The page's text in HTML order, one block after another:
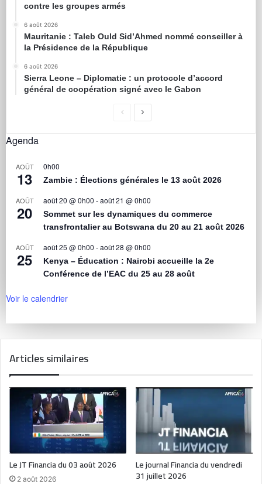
contre les groupes armés
6 août 2026
Mauritanie : Taleb Ould Sid’Ahmed nommé conseiller à
la Présidence de la République
6 août 2026
Sierra Leone – Diplomatie : un protocole d’accord
général de coopération signé avec le Gabon
Agenda
AOÛT
13
0h00
Zambie : Élections générales le 13 août 2026
AOÛT
20
août 20 @ 0h00 -août 21 @ 0h00
Sommet sur les dynamiques du commerce
transfrontalier au Botswana du 20 au 21 août 2026
AOÛT
25
août 25 @ 0h00 -août 28 @ 0h00
Kenya – Éducation : Nairobi accueille la 2e
Conférence de l’EAC du 25 au 28 août
Voir le calendrier
Articles similaires
Le JT Financia du 03 août 2026
2 août 2026
Le journal Financia du vendredi
31 juillet 2026